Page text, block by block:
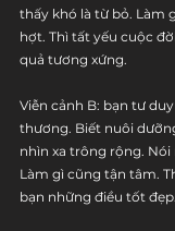
thấy khó là từ bỏ. Làm
hợt. Thì tất yếu cuộc
quả tương xứng.
Viễn cảnh B: bạn tư
thương. Biết nuôi
nhìn xa trông rộng.
Làm gì cũng tận tâm.
bạn những điều tốt đẹp.